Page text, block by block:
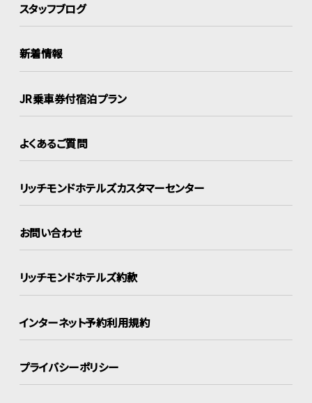
スタッフブログ
新着情報
JR乗車券付宿泊プラン
よくあるご質問
リッチモンドホテルズカスタマーセンター
お問い合わせ
リッチモンドホテルズ約款
インターネット予約利用規約
プライバシーポリシー